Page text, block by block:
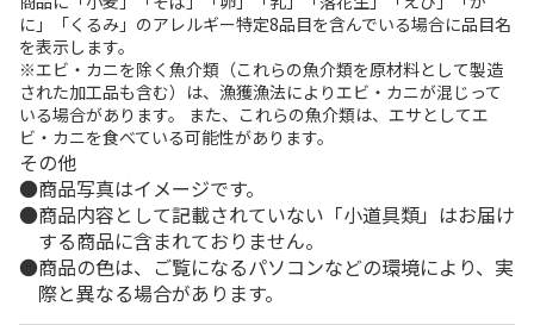
に」「くるみ」のアレルギー特定8品目を含んでいる場合に品目名
を表示します。
※エビ・カニを除く魚介類（これらの魚介類を原材料として製造
された加工品も含む）は、漁獲漁法によりエビ・カニが混じって
いる場合があります。 また、これらの魚介類は、エサとしてエ
ビ・カニを食べている可能性があります。
その他
商品写真はイメージです。
商品内容として記載されていない「小道具類」はお届け
する商品に含まれておりません。
商品の色は、ご覧になるパソコンなどの環境により、実
際と異なる場合があります。